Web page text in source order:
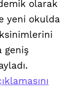
olarak
yeni okulda
geniş